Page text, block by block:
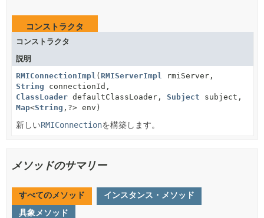
コンストラクタ
コンストラクタ
説明
RMIConnectionImpl (RMIServerImpl
rmiServer,
String connectionId,
ClassLoader defaultClassLoader, Subject subject,
Map<String , ?> env)
新しいRMIConnectionを構築します。
メソッドのサマリー
すべてのメソッド
インスタンス・メソッド
具象メソッド